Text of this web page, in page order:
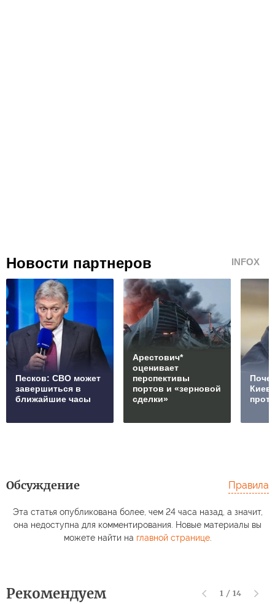
Новости партнеров INFOX
Песков: СВО может
завершиться в
ближайшие часы
Арестович*
оценивает
перспективы
портов и «зерновой
сделки»
Обсуждение Правила
Эта статья опубликована более, чем 24 часа назад, а значит,
она недоступна для комментирования. Новые материалы вы
можете найти на главной странице.
Рекомендуем 1 / 14